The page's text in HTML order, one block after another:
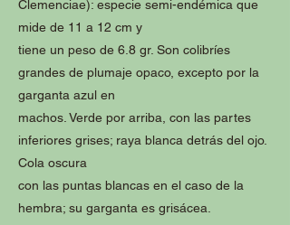
Clemenciae): especie semi-endémica que
mide de 11 a 12 cm y
tiene un peso de 6.8 gr. Son colibríes
grandes de plumaje opaco, excepto por la
garganta azul en
machos. Verde por arriba, con las partes
inferiores grises; raya blanca detrás del ojo.
Cola oscura
con las puntas blancas en el caso de la
hembra; su garganta es grisácea.